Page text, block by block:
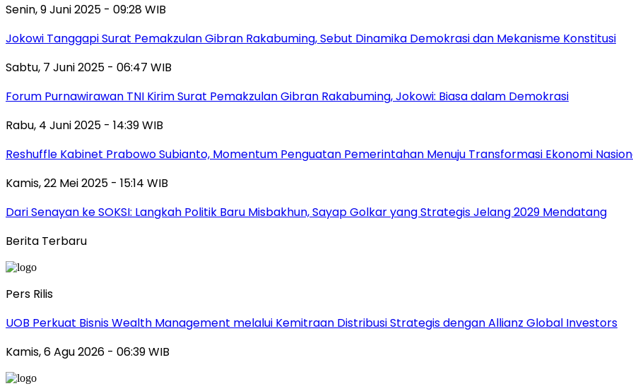
Senin, 9 Juni 2025 - 09:28 WIB
Jokowi Tanggapi Surat Pemakzulan Gibran Rakabuming, Sebut Dinamika Demokrasi dan Mekanisme Konstitusi
Sabtu, 7 Juni 2025 - 06:47 WIB
Forum Purnawirawan TNI Kirim Surat Pemakzulan Gibran Rakabuming, Jokowi: Biasa dalam Demokrasi
Rabu, 4 Juni 2025 - 14:39 WIB
Reshuffle Kabinet Prabowo Subianto, Momentum Penguatan Pemerintahan Menuju Transformasi Ekonomi
Kamis, 22 Mei 2025 - 15:14 WIB
Dari Senayan ke SOKSI: Langkah Politik Baru Misbakhun, Sayap Golkar yang Strategis Jelang 2029 Mendatang
Berita Terbaru
Pers Rilis
UOB Perkuat Bisnis Wealth Management melalui Kemitraan Distribusi Strategis dengan Allianz Global Investors
Kamis, 6 Agu 2026 - 06:39 WIB